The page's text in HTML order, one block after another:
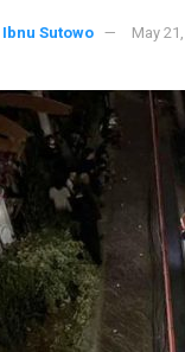
Ibnu Sutowo May